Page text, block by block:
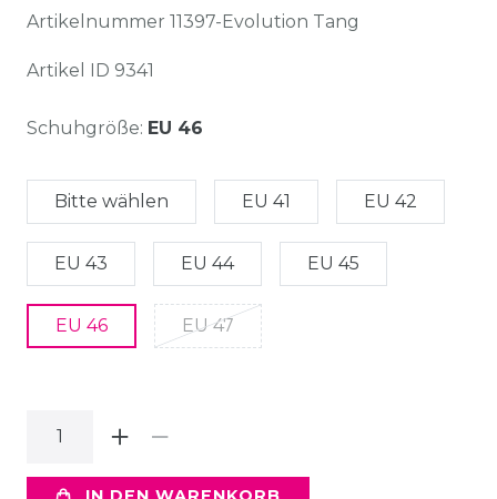
Artikelnummer 11397-Evolution Tang
Artikel ID 9341
Schuhgröße: EU 46
Bitte wählen EU 41 EU 42
EU 43 EU 44 EU 45
EU 46 EU 47